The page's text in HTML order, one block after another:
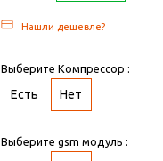
Нашли дешевле?
Выберите Компрессор :
Есть Нет
Выберите gsm модуль :